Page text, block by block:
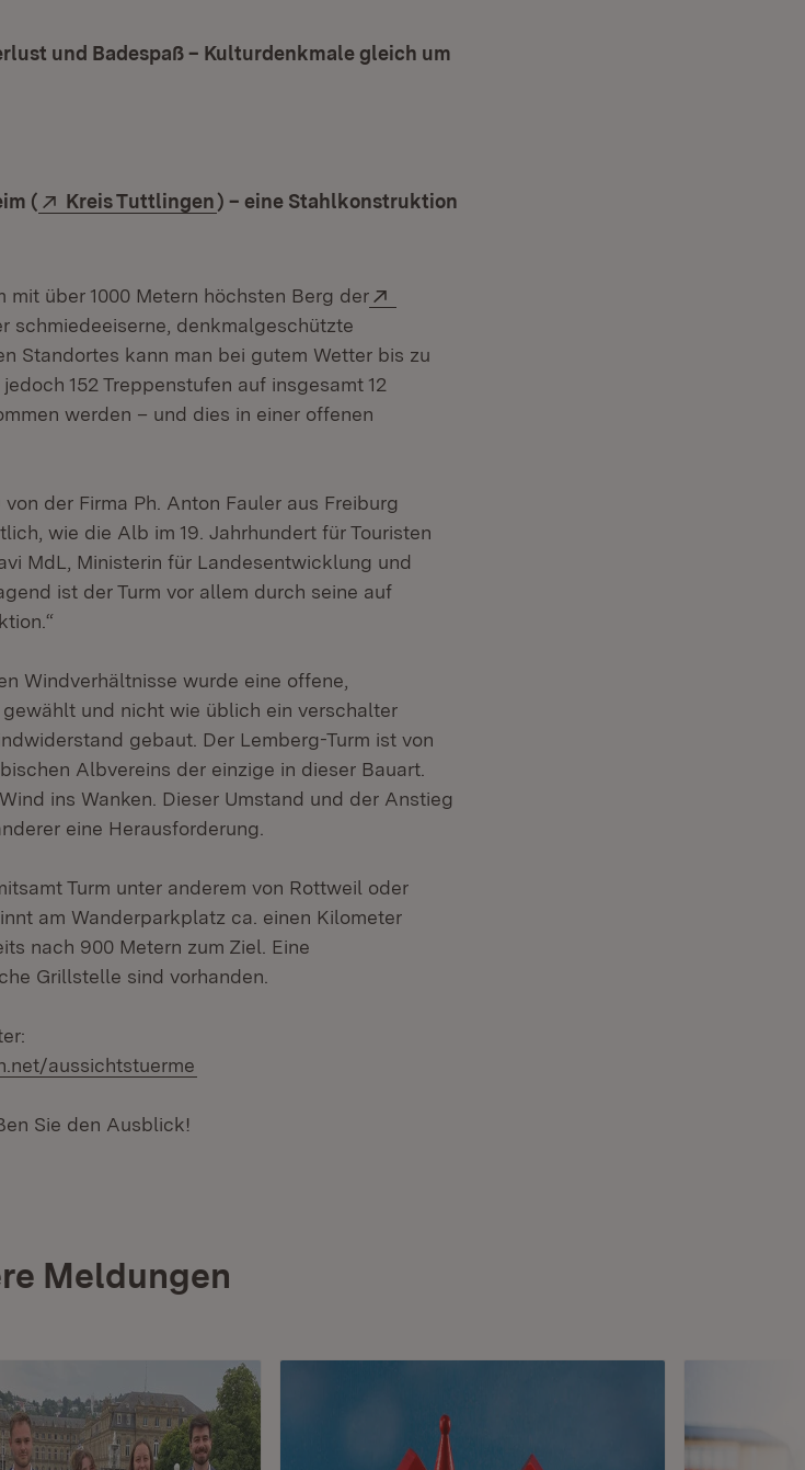
und Badespaß – Kulturdenkmale gleich um
( Extern:
Kreis Tuttlingen(Öffnet in neuem Fenster)
) – eine Stahlkonstruktion
über 1000 Metern höchsten Berg der
Fenster)
schmiedeeiserne, denkmalgeschützte
Standortes kann man bei gutem Wetter bis zu
152 Treppenstufen auf insgesamt 12
werden – und dies in einer offenen
der Firma Ph. Anton Fauler aus Freiburg
wie die Alb im 19. Jahrhundert für Touristen
MdL, Ministerin für Landesentwicklung und
ist der Turm vor allem durch seine auf
Windverhältnisse wurde eine offene,
und nicht wie üblich ein verschalter
gebaut. Der Lemberg-Turm ist von
Albvereins der einzige in dieser Bauart.
ins Wanken. Dieser Umstand und der Anstieg
eine Herausforderung.
Turm unter anderem von Rottweil oder
am Wanderparkplatz ca. einen Kilometer
nach 900 Metern zum Ziel. Eine
Grillstelle sind vorhanden.
aussichtstuerme
Sie den Ausblick!
Meldungen